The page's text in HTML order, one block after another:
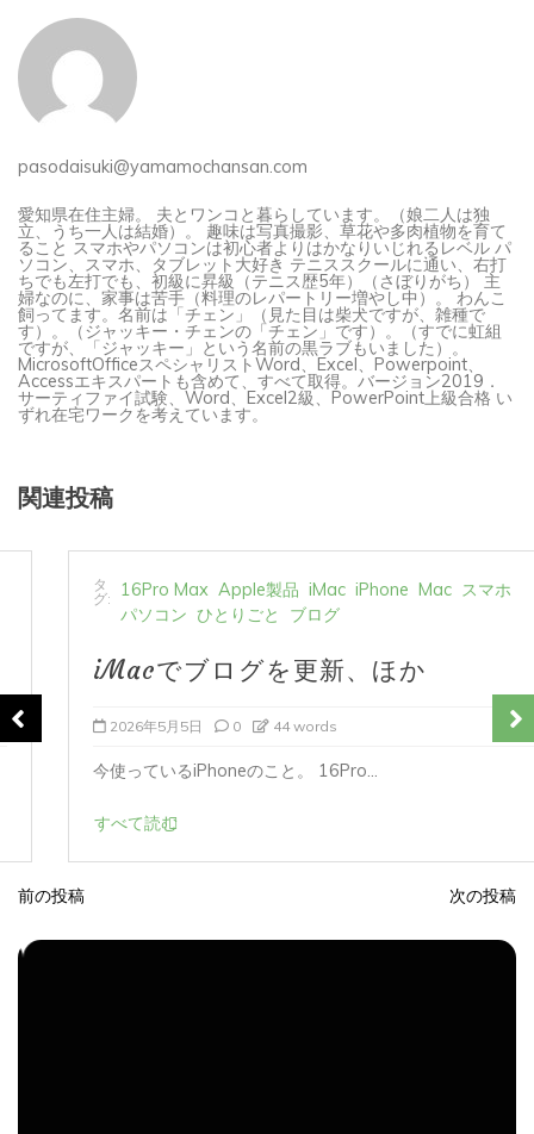
pasodaisuki@yamamochansan.com
愛知県在住主婦。 夫とワンコと暮らしています。（娘二人は独
立、うち一人は結婚）。 趣味は写真撮影、草花や多肉植物を育て
ること スマホやパソコンは初心者よりはかなりいじれるレベル パ
ソコン、スマホ、タブレット大好き テニススクールに通い、右打
ちでも左打でも、初級に昇級（テニス歴5年）（さぼりがち） 主
婦なのに、家事は苦手（料理のレパートリー増やし中）。 わんこ
飼ってます。名前は「チェン」（見た目は柴犬ですが、雑種で
す）。（ジャッキー・チェンの「チェン」です）。（すでに虹組
ですが、「ジャッキー」という名前の黒ラブもいました）。
MicrosoftOfficeスペシャリストWord、Excel、Powerpoint、
Accessエキスパートも含めて、すべて取得。バージョン2019．
サーティファイ試験、Word、Excel2級、PowerPoint上級合格 い
ずれ在宅ワークを考えています。
関連投稿
16Pro Max Apple製品 iMac iPhone Mac
スマホ
パソコン
ひとりごと ブログ
iMacでブログを更新、ほか
2026年5月5日 44 words
今使っているiPhoneのこと。 16Pro...
すべて読む
投
前の投稿 次の投稿